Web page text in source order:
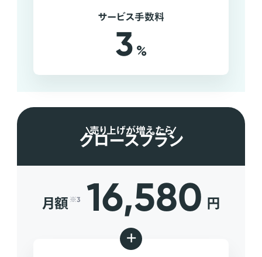
サービス手数料
3 %
売り上げが増えたら
グロースプラン
月額 ※3 16,580 円
+